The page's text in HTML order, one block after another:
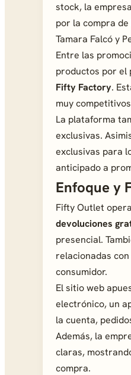
stock, la
por la compra
Tamara Falcó y
Entre las
productos por el
Fifty Factory.
muy
La plataforma
exclusivas.
exclusivas para
anticipado a
Enfoque y
Fifty Outlet
devoluciones
presencial.
relacionadas
consumidor.
El sitio web
electrónico, un
la cuenta,
Además, la
claras,
compra.